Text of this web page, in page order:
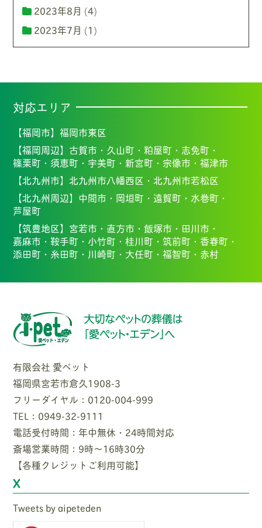
2023年8月 (4)
2023年7月 (1)
対応エリア
【福岡市】福岡市東区
【福岡周辺】 古賀市・ 久山町・粕屋町・ 志免町・
篠栗町・ 須恵町・ 宇美町・新宮町・ 宗像市・福津市
【北九州市】北九州市八幡西区・北九州市若松区
【北九州周辺】 中間市・ 岡垣町・遠賀町・ 水巻町・
芦屋町
【筑豊地区】 宮若市・ 直方市・飯塚市・ 田川市・
嘉麻市・鞍手町・ 小竹町・桂川町・ 筑前町・香春町・
添田町・ 糸田町・ 川崎町・ 大任町・福智町・ 赤村
有限会社 愛ペット
福岡県宮若市倉久1908-3
フリーダイヤル：0120-004-999
TEL：0949-32-9111
電話受付時間：年中無休・24時間対応
斎場営業時間：9時〜16時30分
【各種クレジットご利用可能】
X
Tweets by aipeteden